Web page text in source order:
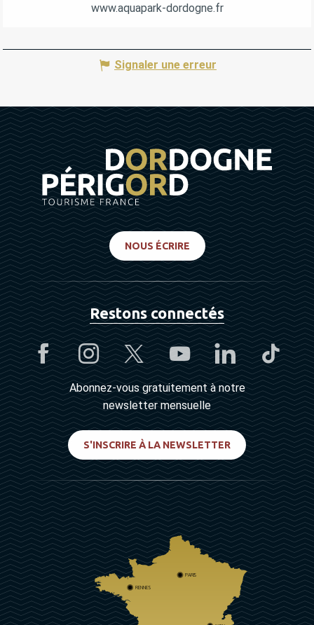
www.aquapark-dordogne.fr
Signaler une erreur
NOUS ÉCRIRE
Restons connectés
Abonnez-vous gratuitement à notre
newsletter mensuelle
S'INSCRIRE À LA NEWSLETTER
PARIS
RENNES